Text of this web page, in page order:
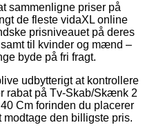
sammenligne priser på
de fleste vidaXL online
prisniveauet på deres
til kvinder og mænd –
byde på fri fragt.
udbytterigt at kontrollere
rabat på Tv-Skab/Skænk 2
Cm forinden du placerer
modtage den billigste pris.